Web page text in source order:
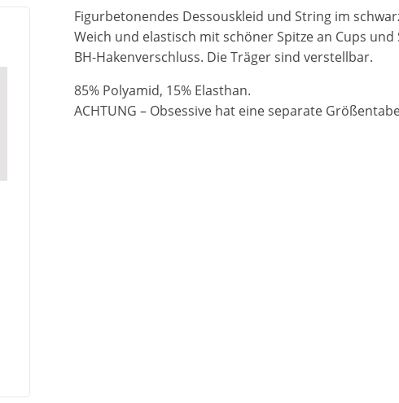
Figurbetonendes Dessouskleid und String im
Weich und elastisch mit schöner Spitze an Cups
BH-Hakenverschluss. Die Träger sind verstellbar.
85% Polyamid, 15% Elasthan.
ACHTUNG – Obsessive hat eine separate